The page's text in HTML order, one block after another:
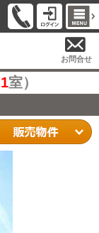
お問合せ
1室）